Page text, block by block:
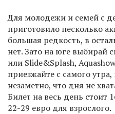
Для молодежи и семей с
приготовило несколько
большая редкость, в
нет. Зато на юге выбирай
или Slide&Splash,
приезжайте с самого
незаметно, что дня не
Билет на весь день стоит
22-29 евро для взрослого.